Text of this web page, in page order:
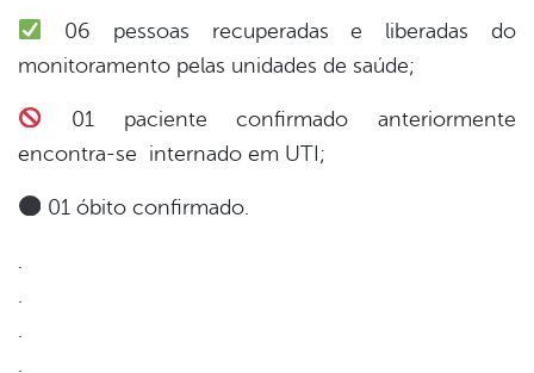
06 pessoas recuperadas e liberadas do
monitoramento pelas unidades de saúde;
01 paciente confirmado anteriormente
encontra-se internado em UTI;
01 óbito confirmado.